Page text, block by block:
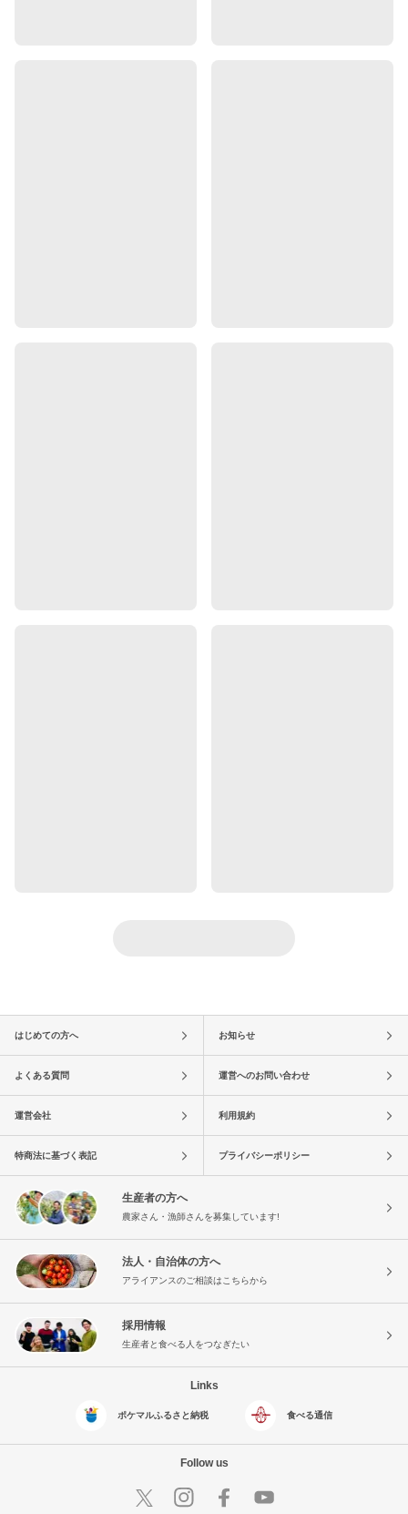
はじめての方へ お知らせ
よくある質問 運営へのお問い合わせ
運営会社 利用規約
特商法に基づく表記 プライバシーポリシー
生産者の方へ
農家さん・漁師さんを募集しています!
法人・自治体の方へ
アライアンスのご相談はこちらから
採用情報
生産者と食べる人をつなぎたい
Links
ポケマルふるさと納税 食べる通信
Follow us